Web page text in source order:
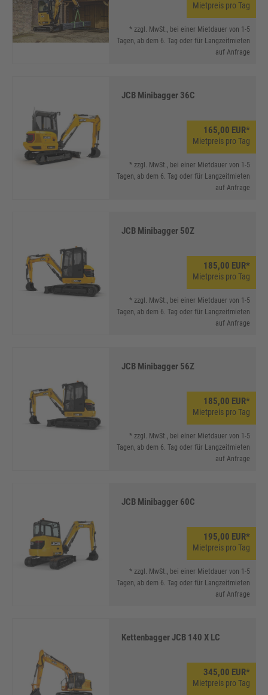
Mietpreis pro Tag
* zzgl. MwSt., bei einer Mietdauer von 1-5
Tagen, ab dem 6. Tag oder für Langzeitmieten
auf Anfrage
JCB Minibagger 36C
165,00 EUR*
Mietpreis pro Tag
* zzgl. MwSt., bei einer Mietdauer von 1-5
Tagen, ab dem 6. Tag oder für Langzeitmieten
auf Anfrage
JCB Minibagger 50Z
185,00 EUR*
Mietpreis pro Tag
* zzgl. MwSt., bei einer Mietdauer von 1-5
Tagen, ab dem 6. Tag oder für Langzeitmieten
auf Anfrage
JCB Minibagger 56Z
185,00 EUR*
Mietpreis pro Tag
* zzgl. MwSt., bei einer Mietdauer von 1-5
Tagen, ab dem 6. Tag oder für Langzeitmieten
auf Anfrage
JCB Minibagger 60C
195,00 EUR*
Mietpreis pro Tag
* zzgl. MwSt., bei einer Mietdauer von 1-5
Tagen, ab dem 6. Tag oder für Langzeitmieten
auf Anfrage
Kettenbagger JCB 140 X LC
345,00 EUR*
Mietpreis pro Tag